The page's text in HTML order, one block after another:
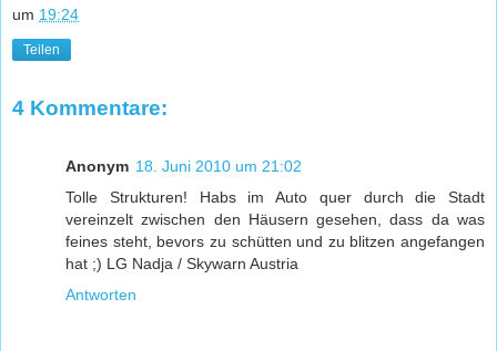
um 19:24
Teilen
4 Kommentare:
Anonym 18. Juni 2010 um 21:02
Tolle Strukturen! Habs im Auto quer durch die Stadt
vereinzelt zwischen den Häusern gesehen, dass da was
feines steht, bevors zu schütten und zu blitzen angefangen
hat ;) LG Nadja / Skywarn Austria
Antworten